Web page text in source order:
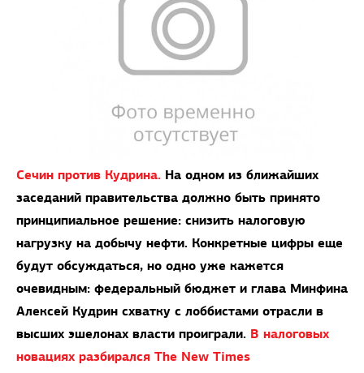
Сечин против Кудрина. На одном из ближайших
заседаний прави­­тельст­­­ва должно быть принято
принципиальное решение: снизить налоговую
нагрузку на добычу нефти. Конкретные цифры еще
будут обсуждаться, но одно уже кажется
очевидным: федеральный бюджет и глава Минфина
Алексей Кудрин схватку с лоббистами отрасли в
высших эшелонах власти проиграли. В налоговых
новациях разбирался The New Times